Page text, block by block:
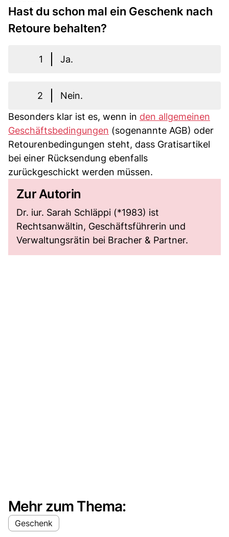
Hast du schon mal ein Geschenk nach
Retoure behalten?
1 Ja.
2
Nein.
Besonders klar ist es, wenn in den allgemeinen
Geschäftsbedingungen (sogenannte AGB) oder
Retourenbedingungen steht, dass Gratisartikel
bei einer Rücksendung ebenfalls
zurückgeschickt werden müssen.
Zur Autorin
Dr. iur. Sarah Schläppi (*1983) ist
Rechtsanwältin, Geschäftsführerin und
Verwaltungsrätin bei Bracher & Partner.
Mehr zum Thema:
Geschenk